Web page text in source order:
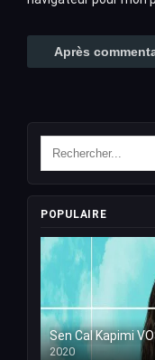
POPULAIRE
Sen Cal Kapimi
2020